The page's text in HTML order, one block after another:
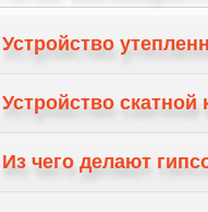
Устройство
Устройство
Из чего делают